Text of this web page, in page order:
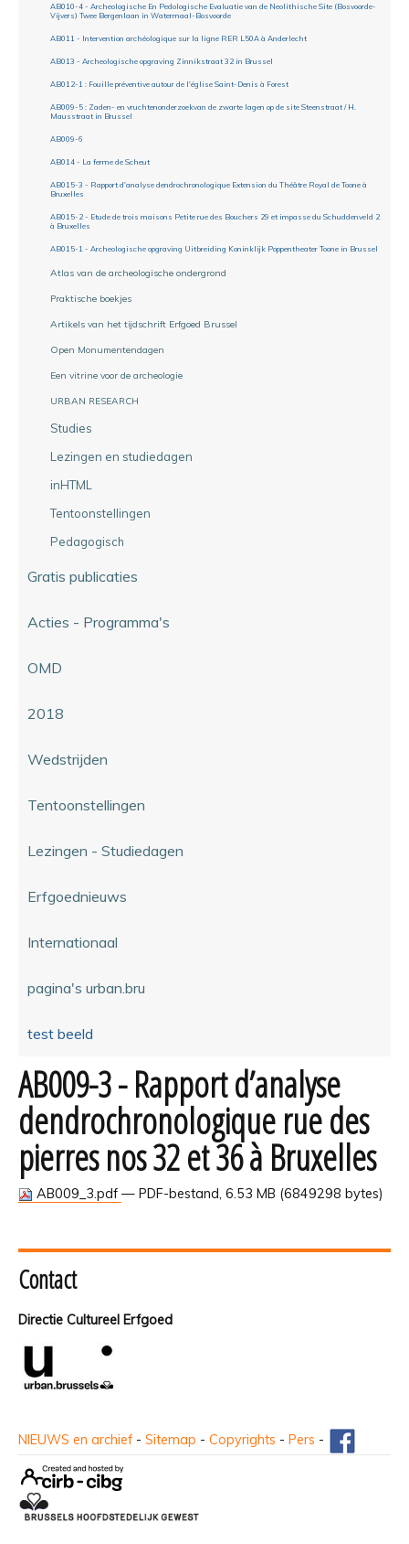
AB010-4 - Archeologische En Pedologische Evaluatie van de Neolithische Site (Bosvoorde-
Vijvers) Twee Bergenlaan in Watermaal-Bosvoorde
AB011 - Intervention archéologique sur la ligne RER L50A à Anderlecht
AB013 - Archeologische opgraving Zinnikstraat 32 in Brussel
AB012-1 : Fouille préventive autour de l'église Saint-Denis à Forest
AB009-5 : Zaden- en vruchtenonderzoekvan de zwarte lagen op de site Steenstraat / H.
Mausstraat in Brussel
AB009-6
AB014 - La ferme de Scheut
AB015-3 - Rapport d'analyse dendrochronologique Extension du Théâtre Royal de Toone à
Bruxelles
AB015-2 - Etude de trois maisons Petite rue des Bouchers 29 et impasse du Schuddenveld 2
à Bruxelles
AB015-1 - Archeologische opgraving Uitbreiding Koninklijk Poppentheater Toone in Brussel
Atlas van de archeologische ondergrond
Praktische boekjes
Artikels van het tijdschrift Erfgoed Brussel
Open Monumentendagen
Een vitrine voor de archeologie
URBAN RESEARCH
Studies
Lezingen en studiedagen
inHTML
Tentoonstellingen
Pedagogisch
Gratis publicaties
Acties - Programma's
OMD
2018
Wedstrijden
Tentoonstellingen
Lezingen - Studiedagen
Erfgoednieuws
Internationaal
pagina's urban.bru
test beeld
AB009-3 - Rapport d’analyse
dendrochronologique rue des
pierres nos 32 et 36 à Bruxelles
AB009_3.pdf — PDF-bestand, 6.53 MB (6849298 bytes)
Contact
Directie Cultureel Erfgoed
NIEUWS en archief - Sitemap - Copyrights - Pers -